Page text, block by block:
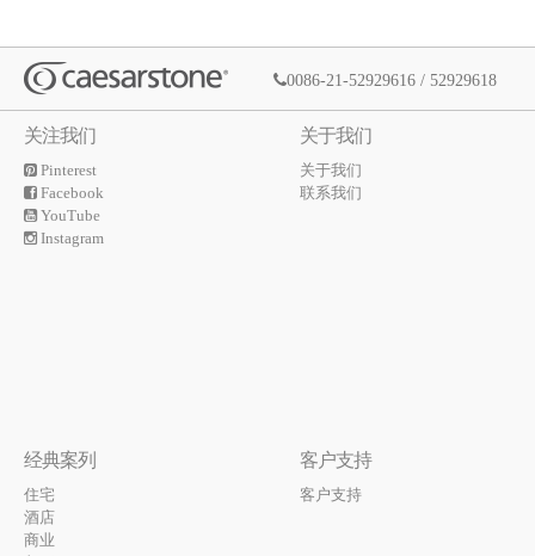
0086-21-52929616 / 52929618
关注我们
Pinterest
Facebook
YouTube
Instagram
关于我们
关于我们
联系我们
经典案列
住宅
酒店
商业
客户支持
客户支持